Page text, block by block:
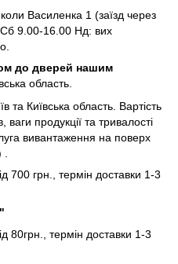
Василенка 1 (заїзд через
9.00-16.00 Нд: вих
до дверей нашим
область.
та Київська область. Вартість
ваги продукції та тривалості
вивантаження на поверх
700 грн., термін доставки 1-3
80грн., термін доставки 1-3